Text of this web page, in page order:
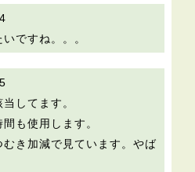
ですね。。。
してます。
も使用します。
き加減で見ています。やば